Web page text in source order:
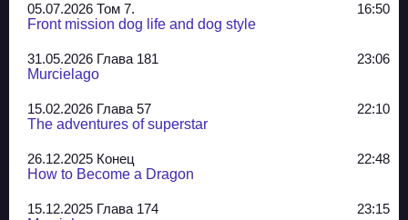
05.07.2026 Том 7.
16:50
Front mission dog life and dog style
31.05.2026 Глава 181
23:06
Murcielago
15.02.2026 Глава 57
22:10
The adventures of superstar
26.12.2025 Конец
22:48
How to Become a Dragon
15.12.2025 Глава 174
23:15